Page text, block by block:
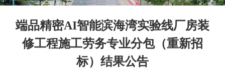
端品精密AI智能滨海湾实验线厂房装
修工程施工劳务专业分包（重新招
标）结果公告